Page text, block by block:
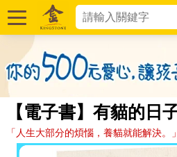
【電子書】有貓的日
「人生大部分的煩惱，養貓就能解決。」